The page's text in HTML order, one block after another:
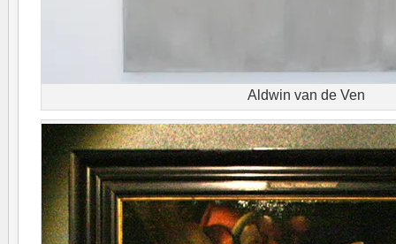
Aldwin van de Ven